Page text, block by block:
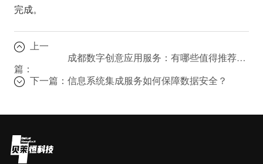
完成。
上一
篇：
成都数字创意应用服务：有哪些值得推荐的案例？
下一篇：信息系统集成服务如何保障数据安全？